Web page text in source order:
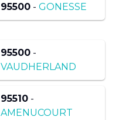
95500 - GONESSE
95500 -
VAUDHERLAND
95510 -
AMENUCOURT